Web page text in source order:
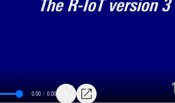
0:00 / 0:00